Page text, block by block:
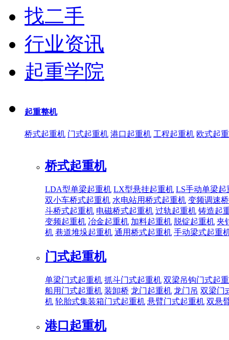
找二手
行业资讯
起重学院
起重整机
桥式起重机 门式起重机 港口起重机 工程起重机 欧式起
桥式起重机
LDA型单梁起重机 LX型悬挂起重机 LS手动单梁起
双小车桥式起重机 水电站用桥式起重机 变频调速
斗桥式起重机 电磁桥式起重机 过轨起重机 铸造起
变频起重机 冶金起重机 加料起重机 脱锭起重机 夹
机 巷道堆垛起重机 通用桥式起重机 手动梁式起重
门式起重机
单梁门式起重机 抓斗门式起重机 双梁吊钩门式起
船用门式起重机 装卸桥 龙门起重机 龙门吊 双梁门
机 轮胎式集装箱门式起重机 悬臂门式起重机 双悬
港口起重机